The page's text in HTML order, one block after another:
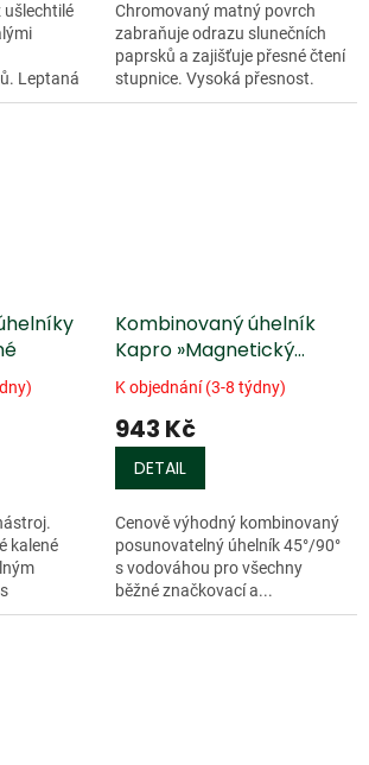
ušlechtilé
Leptaná
i zadní
Chromovaný matný povrch
zabraňuje odrazu slunečních
paprsků a zajišťuje přesné čtení
stupnice. Vysoká přesnost.
Dokonale se hodí pro orýsování
kalené
leptaná
Kombinovaný úhelník
Kapro »Magnetický
zámek« 2 dílný
K objednání (3-8 týdny)
943 Kč
DETAIL
Cenově výhodný kombinovaný
posunovatelný úhelník 45°/90°
s vodováhou pro všechny
běžné značkovací a...